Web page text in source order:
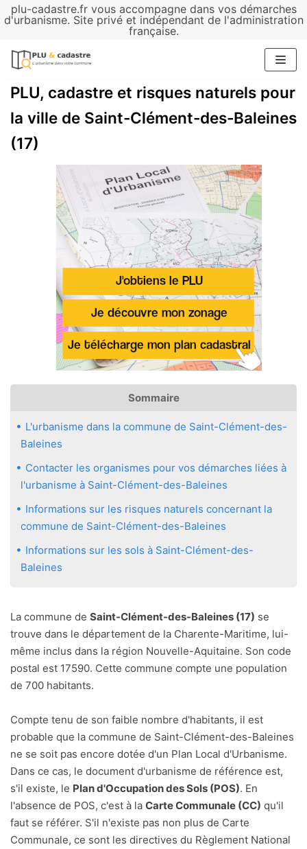
plu-cadastre.fr vous accompagne dans vos démarches
d'urbanisme. Site privé et indépendant de l'administration
française.
Aller
contenu
PLU, cadastre et risques naturels pour
la ville de Saint-Clément-des-Baleines
(17)
Sommaire
L'urbanisme dans la commune de Saint-Clément-des-
Baleines
Contacter les organismes pour vos démarches liées à
l'urbanisme à Saint-Clément-des-Baleines
Informations sur les risques naturels concernant la
commune de Saint-Clément-des-Baleines
Informations sur les sols à Saint-Clément-des-
Baleines
La commune de Saint-Clément-des-Baleines (17) se
trouve dans le département de la Charente-Maritime, lui-
même inclus dans la région Nouvelle-Aquitaine. Son code
postal est 17590. Cette commune compte une population
de 700 habitants.
Compte tenu de son faible nombre d'habitants, il est
probable que la commune de Saint-Clément-des-Baleines
ne se soit pas encore dotée d'un Plan Local d'Urbanisme.
Dans ce cas, le document d'urbanisme de référence est,
s'il existe, le Plan d'Occupation des Sols (POS). En
l'absence de POS, c'est à la Carte Communale (CC) qu'il
faut se référer. S'il n'existe pas non plus de Carte
Communale, ce sont les directives du Règlement National